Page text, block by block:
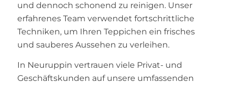
und dennoch schonend zu reinigen. Unser
erfahrenes Team verwendet fortschrittliche
Techniken, um Ihren Teppichen ein frisches
und sauberes Aussehen zu verleihen.
In Neuruppin vertrauen viele Privat- und
Geschäftskunden auf unsere umfassenden